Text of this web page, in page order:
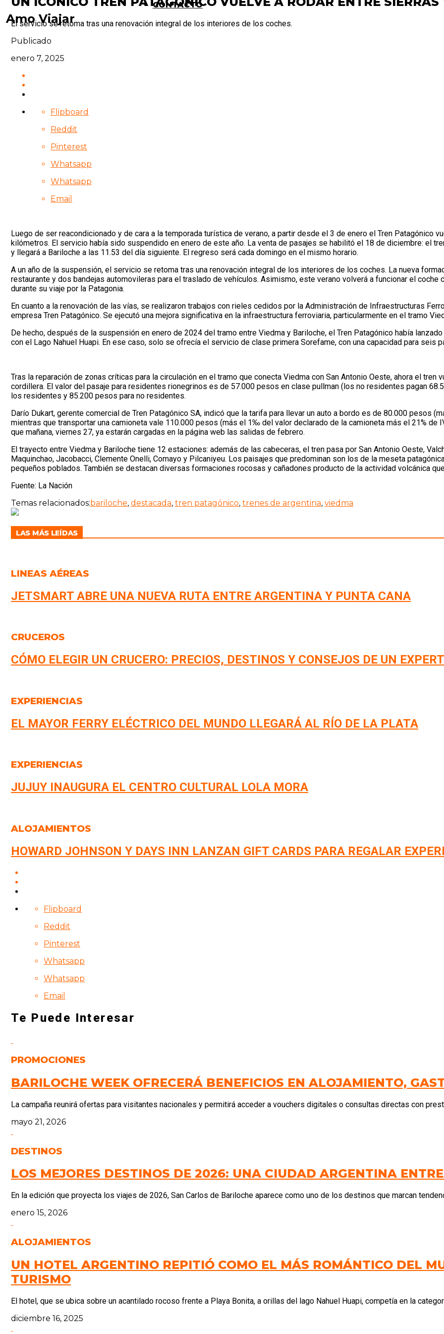
Amo Viajar
CONTACTO
El servicio se retoma tras una renovación integral de los interiores de los coches.
Publicado
enero 7, 2025
Flipboard
Reddit
Pinterest
Whatsapp
Whatsapp
Email
Luego de ser reacondicionado y de cara a la temporada turística de verano, a partir desde el 3 de enero el Tren Patagónico
kilómetros. El servicio había sido suspendido en enero de este año. La venta de pasajes se habilitó el 18 de diciembre: el
y llegará a Bariloche a las 11.53 del día siguiente. El regreso será cada domingo en el mismo horario.
A un año de la suspensión, el servicio se retoma tras una renovación integral de los interiores de los coches. La nueva
restaurante y dos bandejas automovileras para el traslado de vehículos. Asimismo, este verano volverá a funcionar el coche
durante su viaje por la Patagonia.
En cuanto a la renovación de las vías, se realizaron trabajos con rieles cedidos por la Administración de Infraestructuras
empresa Tren Patagónico. Se ejecutó una mejora significativa en la infraestructura ferroviaria, particularmente en el tramo
De hecho, después de la suspensión en enero de 2024 del tramo entre Viedma y Bariloche, el Tren Patagónico había
con el Lago Nahuel Huapi. En ese caso, solo se ofrecía el servicio de clase primera Sorefame, con una capacidad para seis
Tras la reparación de zonas críticas para la circulación en el tramo que conecta Viedma con San Antonio Oeste, ahora el
cordillera. El valor del pasaje para residentes rionegrinos es de 57.000 pesos en clase pullman (los no residentes pagan
los residentes y 85.200 pesos para no residentes.
Darío Dukart, gerente comercial de Tren Patagónico SA, indicó que la tarifa para llevar un auto a bordo es de 80.000 pesos
mientras que transportar una camioneta vale 110.000 pesos (más el 1‰ del valor declarado de la camioneta más el 21% de
que mañana, viernes 27, ya estarán cargadas en la página web las salidas de febrero.
El trayecto entre Viedma y Bariloche tiene 12 estaciones: además de las cabeceras, el tren pasa por San Antonio Oeste,
Maquinchao, Jacobacci, Clemente Onelli, Comayo y Pilcaniyeu. Los paisajes que predominan son los de la meseta
pequeños poblados. También se destacan diversas formaciones rocosas y cañadones producto de la actividad volcánica
Fuente: La Nación
Temas relacionados:bariloche, destacada, tren patagónico, trenes de argentina, viedma
LAS MÁS LEÍDAS
LINEAS AÉREAS
JETSMART ABRE UNA NUEVA RUTA ENTRE ARGENTINA Y PUNTA CANA
CRUCEROS
CÓMO ELEGIR UN CRUCERO: PRECIOS, DESTINOS Y CONSEJOS DE UN
EXPERIENCIAS
EL MAYOR FERRY ELÉCTRICO DEL MUNDO LLEGARÁ AL RÍO DE LA PLATA
EXPERIENCIAS
JUJUY INAUGURA EL CENTRO CULTURAL LOLA MORA
ALOJAMIENTOS
HOWARD JOHNSON Y DAYS INN LANZAN GIFT CARDS PARA REGALAR
Flipboard
Reddit
Pinterest
Whatsapp
Whatsapp
Email
Te Puede Interesar
PROMOCIONES
BARILOCHE WEEK OFRECERÁ BENEFICIOS EN ALOJAMIENTO,
La campaña reunirá ofertas para visitantes nacionales y permitirá acceder a vouchers digitales o consultas directas con
mayo 21, 2026
DESTINOS
LOS MEJORES DESTINOS DE 2026: UNA CIUDAD ARGENTINA
En la edición que proyecta los viajes de 2026, San Carlos de Bariloche aparece como uno de los destinos que marcan
enero 15, 2026
ALOJAMIENTOS
UN HOTEL ARGENTINO REPITIÓ COMO EL MÁS ROMÁNTICO DEL
TURISMO
El hotel, que se ubica sobre un acantilado rocoso frente a Playa Bonita, a orillas del lago Nahuel Huapi, competía en la
diciembre 16, 2025